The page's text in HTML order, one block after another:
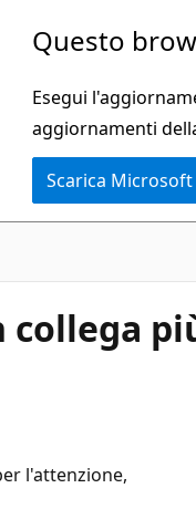
Questo
Esegui
aggiornamenti
Scarica Microsoft
collega
l'attenzione,